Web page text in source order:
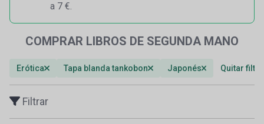
a 7 €.
COMPRAR LIBROS DE SEGUNDA MANO
Erótica Tapa blanda tankobon Japonés Quitar
Filtrar